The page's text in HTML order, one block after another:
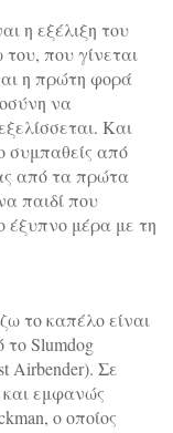
η εξέλιξη του
του, που γίνεται
η πρώτη φορά
να
Και
συμπαθείς από
από τα πρώτα
παιδί που
έξυπνο μέρα με τη
το καπέλο είναι
το Slumdog
Airbender). Σε
και εμφανώς
ο οποίος